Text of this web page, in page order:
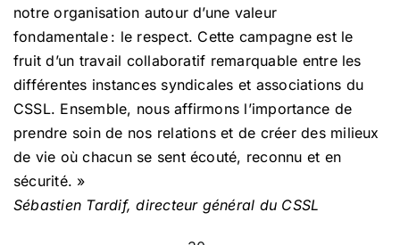
notre organisation autour d’une valeur
fondamentale : le respect. Cette campagne est le
fruit d’un travail collaboratif remarquable entre les
différentes instances syndicales et associations du
CSSL. Ensemble, nous affirmons l’importance de
prendre soin de nos relations et de créer des milieux
de vie où chacun se sent écouté, reconnu et en
sécurité. »
Sébastien Tardif, directeur général du CSSL